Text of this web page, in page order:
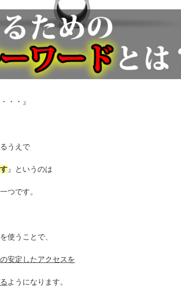
・・』
うえで
』というのは
つです。
使うことで、
安定したアクセスを
ようになります。